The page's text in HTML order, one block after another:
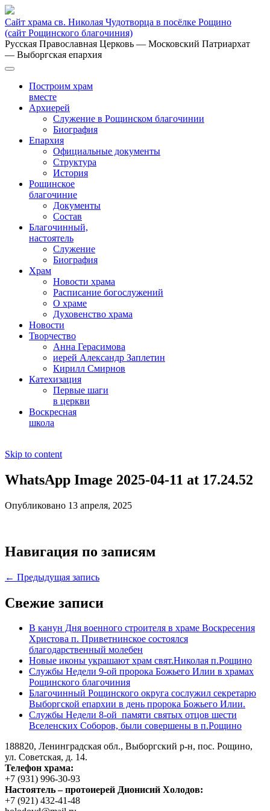
Сайт храма св. Николая Чудотворца в посёлке Рощино
(сайт Рощинского благочиния)
Русская Православная Церковь — Московский Патриархат
— Выборгская епархия
Построим храм
вместе
Архиерей
Служение в Рощинском благочинии
Биография
Епархия
Официальные документы
Структура
История
Рощинское
благочиние
Документы
Состав
Благочинный,
настоятель
Служение
Биография
Храм
Новости храма
Расписание богослужений
О храме
Духовенство храма
Новости
Творчество
Анна Герасимова
иерей Александр Заплетин
Кирилл Смирнов
Катехизация
Первые шаги
в церкви
Воскресная
школа
Skip to content
WhatsApp Image 2025-04-11 at 17.24.52
Опубликовано 13 апреля, 2025
Навигация по записям
← Предыдущая запись
Свежие записи
В канун Дня военного строителя в храме Воскресения
Христова п. Приветнинское состоялся
благодарственный молебен
Новые иконы украшают храм свят.Николая п.Рощино
Службы Недели 9-ой пророка Божьего Илии в храмах
Рощинского благочиния
Благочинный Рощинского округа сослужил секретарю
Выборгской епархии в день пророка Божьего Илии.
Службы Недели 8-ой памяти святых отцов шести
Вселенских Соборов, были совершены в п.Рощино
188820, Ленинградская обл., Выборгский р-н, пос. Рощино,
ул. Советская, д. 14.
Телефон храма:
+7 (931) 996-30-93
Настоятель – протоиерей Дионисий Холодов:
+7 (921) 432-41-48